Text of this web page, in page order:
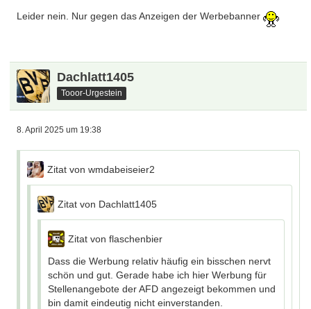
Leider nein. Nur gegen das Anzeigen der Werbebanner
Dachlatt1405
Tooor-Urgestein
8. April 2025 um 19:38
Zitat von wmdabeiseier2
Zitat von Dachlatt1405
Zitat von flaschenbier
Dass die Werbung relativ häufig ein bisschen nervt
schön und gut. Gerade habe ich hier Werbung für
Stellenangebote der AFD angezeigt bekommen und
bin damit eindeutig nicht einverstanden.